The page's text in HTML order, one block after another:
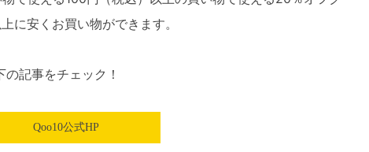
に安くお買い物ができます。
記事をチェック！
Qoo10公式HP